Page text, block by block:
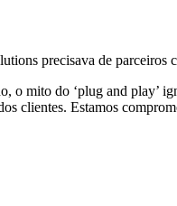
precisava de parceiros
o mito do ‘plug and play’
clientes. Estamos